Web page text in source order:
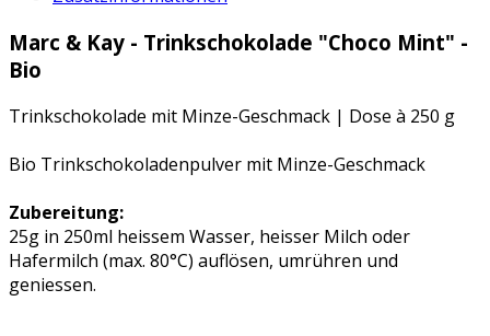
Marc & Kay - Trinkschokolade "Choco Mint" -
Bio
Trinkschokolade mit Minze-Geschmack | Dose à 250 g
Bio Trinkschokoladenpulver mit Minze-Geschmack
Zubereitung:
25g in 250ml heissem Wasser, heisser Milch oder
Hafermilch (max. 80°C) auflösen, umrühren und
geniessen.